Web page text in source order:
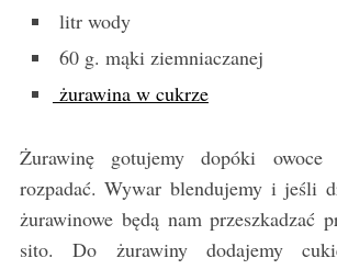
litr wody
60 g. mąki ziemniaczanej
żurawina w cukrze
Żurawinę gotujemy dopóki
rozpadać. Wywar blendujemy i jeśli
żurawinowe będą nam przeszkadzać
sito. Do żurawiny dodajemy